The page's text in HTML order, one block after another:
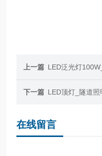
上一篇 LED泛光灯
下一篇 LED顶灯_隧道
在线留言